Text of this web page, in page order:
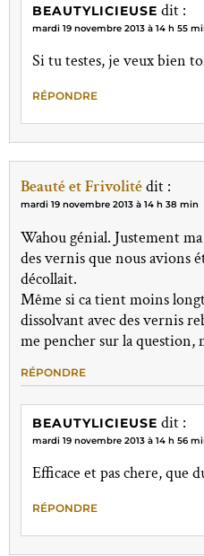
BEAUTYLICIEUSE dit :
mardi 19 novembre 2013 à 14 h 55
Si tu testes, je veux bien
RÉPONDRE
Beauté et Frivolitédit :
mardi 19 novembre 2013 à 14 h 38 min
Wahou génial. Justement
des vernis que nous avions
décollait.
Même si ca tient moins
dissolvant avec des vernis
me pencher sur la question,
RÉPONDRE
BEAUTYLICIEUSE dit :
mardi 19 novembre 2013 à 14 h 56
Efficace et pas chere, que
RÉPONDRE